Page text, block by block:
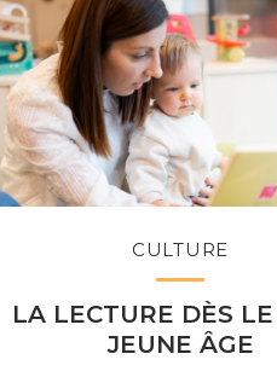
CULTURE
LA LECTURE DÈS
JEUNE ÂGE